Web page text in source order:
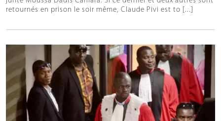
retournés en prison le soir même, Claude Pivi est to [...]